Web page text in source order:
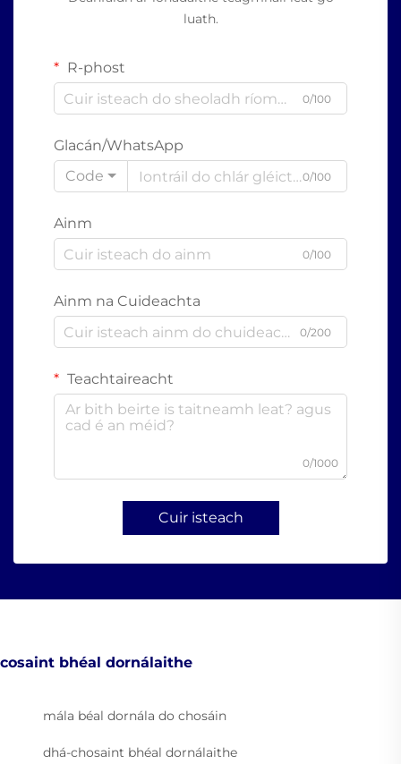
luath.
R-phost
0/100
Glacán/WhatsApp
Code
0/100
Ainm
0/100
Ainm na Cuideachta
0/200
Teachtaireacht
0/1000
Cuir isteach
cosaint bhéal dornálaithe
mála béal dornála do chosáin
dhá-chosaint bhéal dornálaithe